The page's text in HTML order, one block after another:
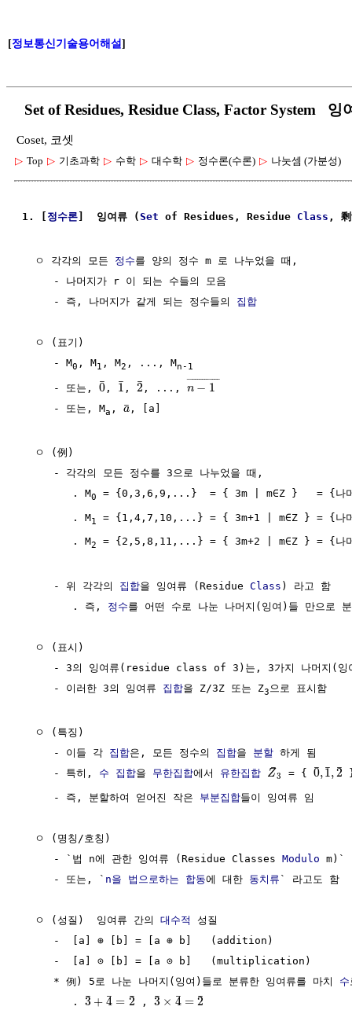
[정보통신기술용어해설]
Set of Residues, Residue Class, Factor System 잉
Coset, 코셋
▷ Top ▷ 기초과학 ▷ 수학 ▷ 대수학 ▷ 정수론(수론) ▷ 나눗셈 (가분성)
1. [ 정수론]  잉여류 (Set of Residues, Residue Class ,
  ㅇ 각각의 모든
정수를 양의 정수 m 로 나누었을 때,
     - 나머지가 r 이 되는 수들의 모음
     - 즉, 나머지가 같게 되는 정수들의
집합
  ㅇ (표기)
     - M
0 , M1 , M2 , ..., Mn-1
     - 또는,
¯
0 , ¯
1 , ¯
2 , ...,
¯¯¯¯¯¯¯¯¯¯¯¯¯
n − 1
     - 또는, M
a , ¯
a , [a]
  ㅇ (例)
     - 각각의 모든 정수를 3으로 나누었을 때,
        . M
0 = {0,3,6,9,...}  = { 3m | m∈Z }   = {나
        . M
1 = {1,4,7,10,...} = { 3m+1 | m∈Z } = {나
        . M
2 = {2,5,8,11,...} = { 3m+2 | m∈Z } = {나
     - 위 각각의
집합을 잉여류 (Residue Class ) 라고 함
        . 즉,
정수를 어떤 수로 나눈 나머지(잉여)들 만으로
  ㅇ (표시)
- 3의 잉여류(residue class of 3)는, 3가지 나머지(잉
     - 이러한 3의 잉여류
집합을 Z/3Z 또는 Z3 으로 표시함
  ㅇ (특징)
     - 이들 각
집합은, 모든 정수의 집합을 분할 하게 됨
     - 특히,
수 집합을 무한집합에서 유한집합 ¯
Z3 = { ¯
0,¯
1,¯
2
     - 즉, 분할하여 얻어진 작은
부분집합들이 잉여류 임
  ㅇ (명칭/호칭)
     - `법 n에 관한 잉여류 (Residue Classes
Modulo m)`
     - 또는, `
n을 법으로하는 합동에 대한 동치류 ` 라고도 함
  ㅇ (성질)  잉여류 간의
대수적
성질
     -  [a] ⊕ [b] = [a ⊕ b]   (addition)
     -  [a] ⊙ [b] = [a ⊙ b]   (multiplication)
     * 例) 5로 나눈 나머지(잉여)들로 분류한 잉여류를 마치
수
        .
¯
3 + ¯
4 = ¯
2 , ¯
3 × ¯
4 = ¯
2